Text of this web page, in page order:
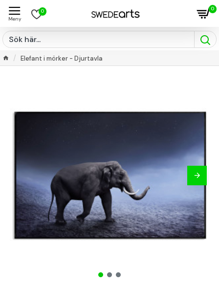
0 0
Elefant i mörker - Djurtavla